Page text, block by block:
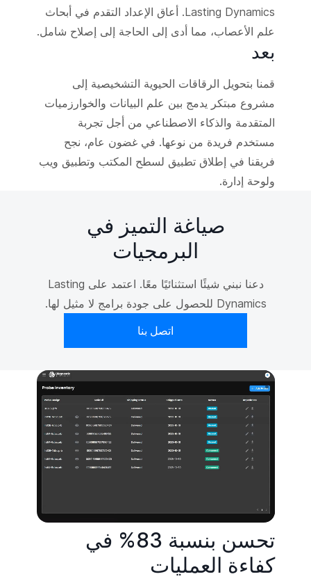
Lasting Dynamics. أعاق الإعداد التقدم في أبحاث
علم الأعصاب، مما أدى إلى الحاجة إلى إصلاح شامل.
بعد
قمنا بتحويل الرقاقات الحيوية التشخيصية إلى
مشروع مبتكر يدمج بين علم البيانات والخوارزميات
المتقدمة والذكاء الاصطناعي من أجل تجربة
مستخدم فريدة من نوعها. في غضون عام، نجح
فريقنا في إطلاق تطبيق لسطح المكتب وتطبيق ويب
ولوحة إدارة.
صياغة التميز في
البرمجيات
دعنا نبني شيئًا استثنائيًا معًا. اعتمد على Lasting
Dynamics للحصول على جودة برامج لا مثيل لها.
اتصل بنا
تحسن بنسبة 83% في
كفاءة العمليات